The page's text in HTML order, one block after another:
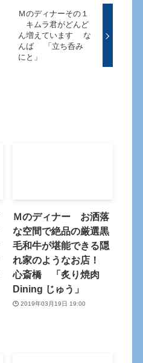
Ｍのディナーその１
キムラ君がどんど
ん増えています な
んば 「立ち呑み
にと」
Ｍのディナー お洒落
な空間で絶品の厳選黒
毛和牛が堪能できる隠
れ家のようなお店！
心斎橋 「炙り焼肉
Dining じゅう」
2019年03月19日 19:00